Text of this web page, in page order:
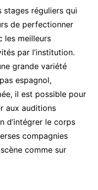
stages réguliers qui
de perfectionner
les meilleurs
par l’institution.
grande variété
espagnol,
il est possible pour
aux auditions
d’intégrer le corps
compagnies
comme sur